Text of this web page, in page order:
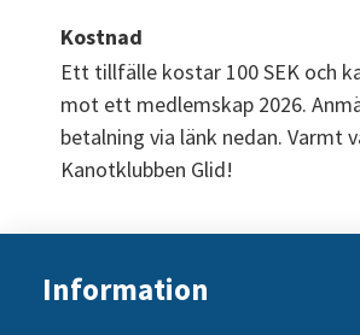
Kostnad
Ett tillfälle kostar 100 SEK och
mot ett medlemskap 2026.
betalning via länk nedan. Varmt
Kanotklubben Glid!
Information